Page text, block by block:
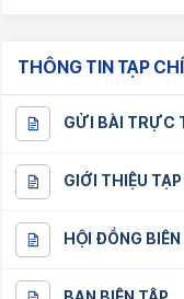
THÔNG TIN TẠP CHÍ
GỬI BÀI TRỰC
GIỚI THIỆU TẠP
HỘI ĐỒNG BIÊN